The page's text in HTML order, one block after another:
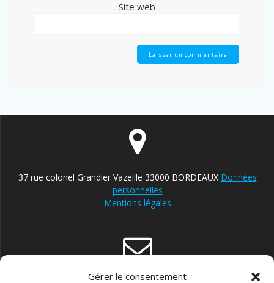
Gérer le consentement
Site web
37 rue colonel Grandier Vazeille 33000 BORDEAUX Données
personnelles
Mentions légales